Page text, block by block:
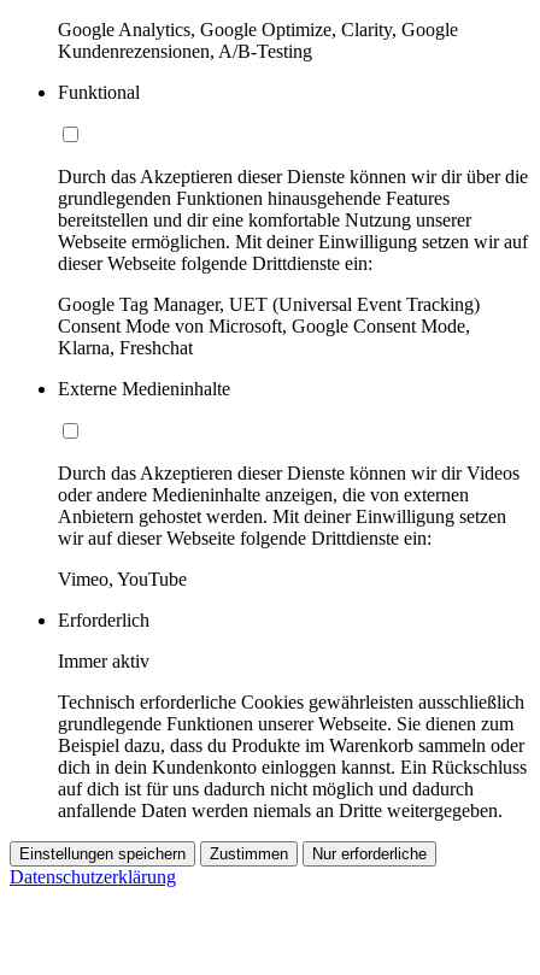
Google Analytics, Google Optimize, Clarity, Google
Kundenrezensionen, A/B-Testing
Funktional
Durch das Akzeptieren dieser Dienste können wir dir über die
grundlegenden Funktionen hinausgehende Features
bereitstellen und dir eine komfortable Nutzung unserer
Webseite ermöglichen. Mit deiner Einwilligung setzen wir auf
dieser Webseite folgende Drittdienste ein:
Google Tag Manager, UET (Universal Event Tracking)
Consent Mode von Microsoft, Google Consent Mode,
Klarna, Freshchat
Externe Medieninhalte
Durch das Akzeptieren dieser Dienste können wir dir Videos
oder andere Medieninhalte anzeigen, die von externen
Anbietern gehostet werden. Mit deiner Einwilligung setzen
wir auf dieser Webseite folgende Drittdienste ein:
Vimeo, YouTube
Erforderlich
Immer aktiv
Technisch erforderliche Cookies gewährleisten ausschließlich
grundlegende Funktionen unserer Webseite. Sie dienen zum
Beispiel dazu, dass du Produkte im Warenkorb sammeln oder
dich in dein Kundenkonto einloggen kannst. Ein Rückschluss
auf dich ist für uns dadurch nicht möglich und dadurch
anfallende Daten werden niemals an Dritte weitergegeben.
Einstellungen speichern Zustimmen Nur erforderliche
Datenschutzerklärung